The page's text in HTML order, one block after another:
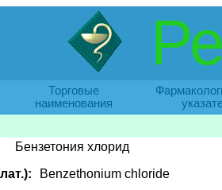
Торговые
наименования
Бензетония хлорид
Benzethonium chloride